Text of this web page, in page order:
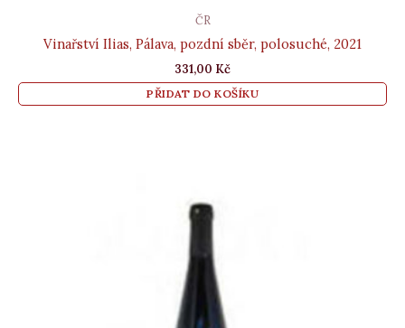
ČR
Vinařství Ilias, Pálava, pozdní sběr, polosuché, 2021
331,00 Kč
PŘIDAT DO KOŠÍKU